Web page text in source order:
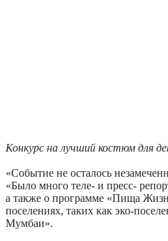
Конкурс на лучший костюм для
«Событие не осталось
«Было много теле- и пресс-
а также о программе «Пища
поселениях, таких как эко-
Мумбаи».